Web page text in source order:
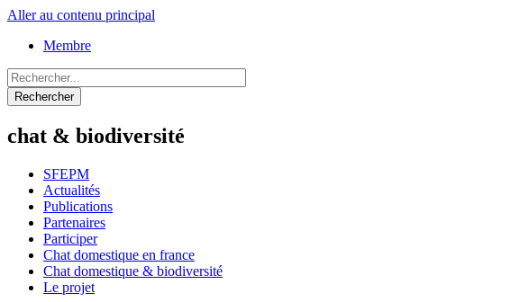
Aller au contenu principal
Membre
Rechercher
chat & biodiversité
SFEPM
Actualités
Publications
Partenaires
Participer
Chat domestique en france
Chat domestique & biodiversité
Le projet